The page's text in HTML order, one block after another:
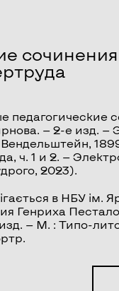
педагогические
— 2-е изд. —
, ч. 1 и 2. —
2023).
в НБУ ім.
Генриха
— М. : Типо-